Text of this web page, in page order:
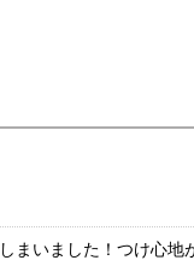
まいました！つけ心地